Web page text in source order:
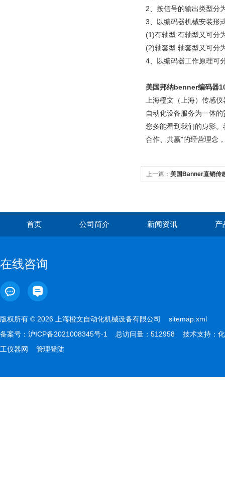
2、按信号的输出类型分
3、以编码器机械安装形
(1)有轴型:有轴型又可分
(2)轴套型:轴套型又可分
4、以编码器工作原理可
美国邦纳benner编码器
上海橙文（上海）传感
自动化设备服务为一体
您多能看到我们的身影
合作、共赢”的经营理念
上一篇： 美国Banner直销传
首页 公司简介 新闻资讯 产
在线咨询
版权所有 © 2026 上海橙文自动化机械设备有限公司 sitemap.xml
备案号： 沪ICP备2021008345号-1 总访问量：512958 技术支持： 化
工仪器网
管理登陆